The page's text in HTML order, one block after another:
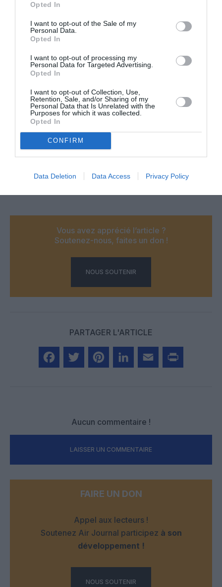
Opted In
I want to opt-out of the Sale of my
Personal Data.
Opted In
I want to opt-out of processing my
Personal Data for Targeted Advertising.
Opted In
I want to opt-out of Collection, Use,
Retention, Sale, and/or Sharing of my
Personal Data that Is Unrelated with the
Purposes for which it was collected.
Opted In
CONFIRM
Data Deletion Data Access Privacy Policy
ans ne sont pas tenus de présenter un certificat.
Vous avez apprécié l’article ?
Soutenez-nous, faites un don !
NOUS SOUTENIR
PARTAGER L'ARTICLE
Aucun commentaire !
LAISSER UN COMMENTAIRE
FAIRE UN DON
Appel aux lecteurs !
Soutenez Air Journal participez à son
développement !
NOUS SOUTENIR